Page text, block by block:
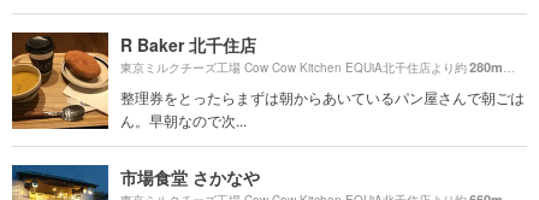
R Baker 北千住店
東京ミルクチーズ工場 Cow Cow Kitchen EQUiA北千住店より約280m
整理券をとったらまずは朝からあいているパン屋さんで朝ごは
ん。早朝なので次...
市場食堂 さかなや